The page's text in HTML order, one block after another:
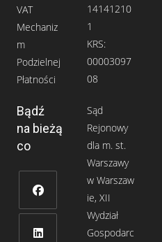
VAT
Mechaniz
m
Podzielnej
Płatności
Bądź
na bieżą
co
Opens
14141210
1
KRS:
00003097
08
Sąd
Rejonowy
dla m. st.
Warszawy
w Warszaw
ie, XII
Wydział
Gospodarc